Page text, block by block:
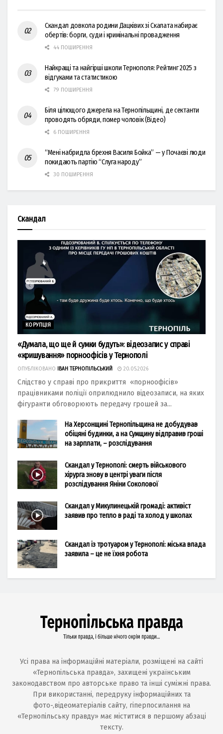
Скандал довкола родини Дацківих зі Скалата набирає
обертів: борги, суди і кримінальні провадження
44 ПОШИРЕННЯ
Найкращі та найгірші школи Тернополя: Рейтинг 2025 з
відгуками та статистикою
79 ПОШИРЕННЯ
Біля цілющого джерела на Тернопільщині, де сектанти
проводять обряди, помер чоловік (Відео)
6 ПОШИРЕННЯ
“Мені набридла брехня Василя Бойка” — у Почаєві люди
покидають партію “Слуга народу”
30 ПОШИРЕННЯ
Скандал
КОРУПЦІЯ
«Думала, що ще й сумки будуть»: відеозапис у справі
«кришування» порноофісів у Тернополі
ОПУБЛІКОВАНО ІВАН ТЕРНОПІЛЬСЬКИЙ 20.05.2026
Слідство у справі про прикриття «порноофісів»
працівниками поліції оприлюднило відеозаписи, на яких
фігуранти обговорюють передачу грошей за...
На Херсонщині Тернопільщина не добудував
обіцяні будинки, а на Сумщину відправив гроші
на зарплати, – розслідування
Скандал у Тернополі: смерть військового
хірурга знову в центрі уваги після
розслідування Яніни Соколової
Скандал у Микулинецькій громаді: активіст
заявив про тепло в раді та холод у школах
Скандал із тротуаром у Тернополі: міська влада
заявила – це не їхня робота
Усі права на інформаційні матеріали, розміщені на сайті
«Тернопільська правда», захищені українським
законодавством про авторське право та інші суміжні права.
При використанні, передруку інформаційних та
фото-,відеоматеріалів сайту, гіперпосилання на
«Тернопільську правду» має міститися в першому абзаці
тексту.